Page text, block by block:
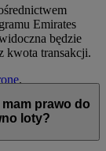
Emirates
będzie
kwota transakcji.
.
prawo do
loty?